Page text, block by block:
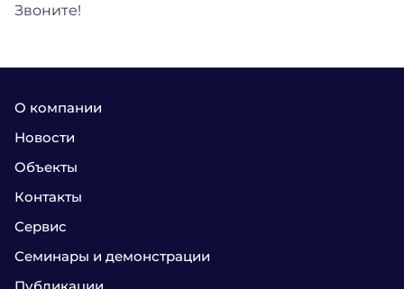
Звоните!
О компании
Новости
Объекты
Контакты
Сервис
Семинары и демонстрации